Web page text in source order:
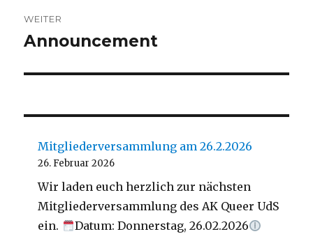
WEITER
Nächster
Announcement
Mitgliederversammlung am 26.2.2026
26. Februar 2026
Wir laden euch herzlich zur nächsten
Mitgliederversammlung des AK Queer UdS
ein.
Datum: Donnerstag, 26.02.2026